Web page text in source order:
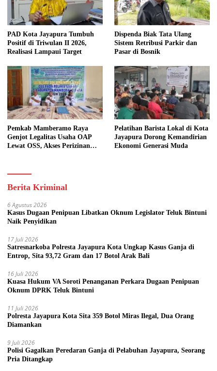
PAD Kota Jayapura Tumbuh
Positif di Triwulan II 2026,
Realisasi Lampaui Target
Dispenda Biak Tata Ulang
Sistem Retribusi Parkir dan
Pasar di Bosnik
Pemkab Mamberamo Raya
Genjot Legalitas Usaha OAP
Lewat OSS, Akses Perizinan
Pelatihan Barista Lokal di Kota
Jayapura Dorong Kemandirian
Ekonomi Generasi Muda
Berita Kriminal
6 Agustus 2026
Kasus Dugaan Penipuan Libatkan Oknum Legislator Teluk Bintuni
Naik Penyidikan
17 Juli 2026
Satresnarkoba Polresta Jayapura Kota Ungkap Kasus Ganja di
Entrop, Sita 93,72 Gram dan 17 Botol Arak Bali
16 Juli 2026
Kuasa Hukum VA Soroti Penanganan Perkara Dugaan Penipuan
Oknum DPRK Teluk Bintuni
11 Juli 2026
Polresta Jayapura Kota Sita 359 Botol Miras Ilegal, Dua Orang
Diamankan
9 Juli 2026
Polisi Gagalkan Peredaran Ganja di Pelabuhan Jayapura, Seorang
Pria Ditangkap